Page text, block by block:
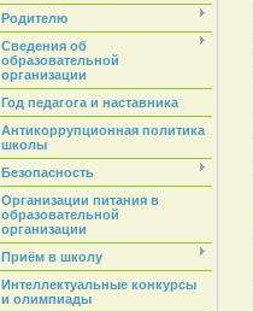
Родителю
Сведения об
образовательной
организации
Год педагога и наставника
Антикоррупционная политика
школы
Безопасность
Организации питания в
образовательной
организации
Приём в школу
Интеллектуальные конкурсы
и олимпиады